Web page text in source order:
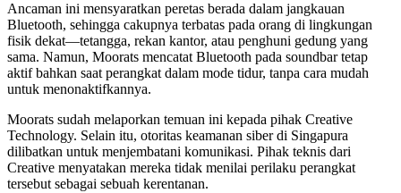
Ancaman ini mensyaratkan peretas berada dalam jangkauan
Bluetooth, sehingga cakupnya terbatas pada orang di lingkungan
fisik dekat—tetangga, rekan kantor, atau penghuni gedung yang
sama. Namun, Moorats mencatat Bluetooth pada soundbar tetap
aktif bahkan saat perangkat dalam mode tidur, tanpa cara mudah
untuk menonaktifkannya.
Moorats sudah melaporkan temuan ini kepada pihak Creative
Technology. Selain itu, otoritas keamanan siber di Singapura
dilibatkan untuk menjembatani komunikasi. Pihak teknis dari
Creative menyatakan mereka tidak menilai perilaku perangkat
tersebut sebagai sebuah kerentanan.